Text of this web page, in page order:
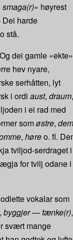
smaga(r)» høyrest
harde
stå.
dei gamle «ekte»
hev nyare,
serhåtten, lyt
i ordi aust, draum,
i ei rad med
somøstre, dem
, høreo. fl.
tviljod-serdraget i
for tvilj odane i
vokalar som
byggjer—tænke(r),
svært mange